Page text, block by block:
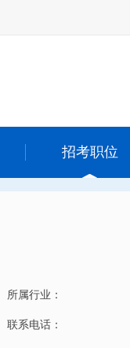
招考职位
所属行业：
联系电话：